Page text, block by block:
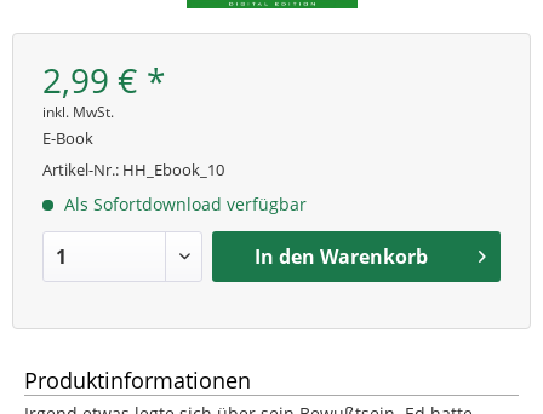
2,99 € *
inkl. MwSt.
E-Book
Artikel-Nr.: HH_Ebook_10
Als Sofortdownload verfügbar
In den Warenkorb
Produktinformationen